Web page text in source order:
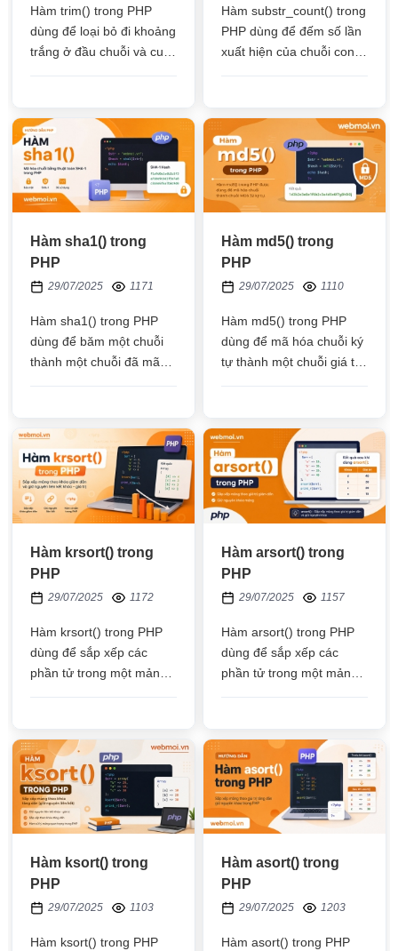
Hàm trim() trong PHP
dùng để loại bỏ đi khoảng
trắng ở đầu chuỗi và cuối
Hàm substr_count() trong
PHP dùng để đếm số lần
xuất hiện của chuỗi con
Hàm sha1() trong
PHP
29/07/2025 1171
Hàm sha1() trong PHP
dùng để băm một chuỗi
thành một chuỗi đã mã
Hàm md5() trong
PHP
29/07/2025 1110
Hàm md5() trong PHP
dùng để mã hóa chuỗi ký
tự thành một chuỗi giá trị
Hàm krsort() trong
PHP
29/07/2025 1172
Hàm krsort() trong PHP
dùng để sắp xếp các
phần tử trong một mảng
Hàm arsort() trong
PHP
29/07/2025 1157
Hàm arsort() trong PHP
dùng để sắp xếp các
phần tử trong một mảng
Hàm ksort() trong
PHP
29/07/2025 1103
Hàm ksort() trong PHP
Hàm asort() trong
PHP
29/07/2025 1203
Hàm asort() trong PHP